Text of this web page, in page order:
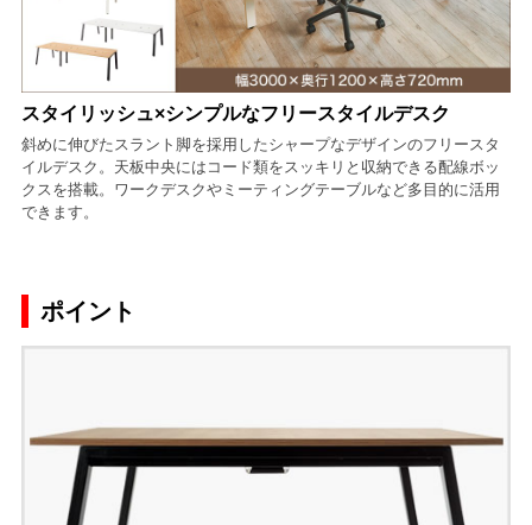
スタイリッシュ×シンプルなフリースタイルデスク
斜めに伸びたスラント脚を採用したシャープなデザインのフリースタ
イルデスク。天板中央にはコード類をスッキリと収納できる配線ボッ
クスを搭載。ワークデスクやミーティングテーブルなど多目的に活用
できます。
ポイント